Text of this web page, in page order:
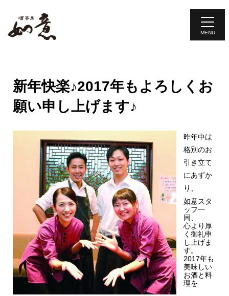
新年快楽♪2017年もよろしくお
願い申し上げます♪
昨年中は
格別のお
引き立て
にあずか
り、
如意スタ
ッフ一
同、
心より厚
く御礼申
し上げま
す。
2017年も
美味しい
お酒と料
理を